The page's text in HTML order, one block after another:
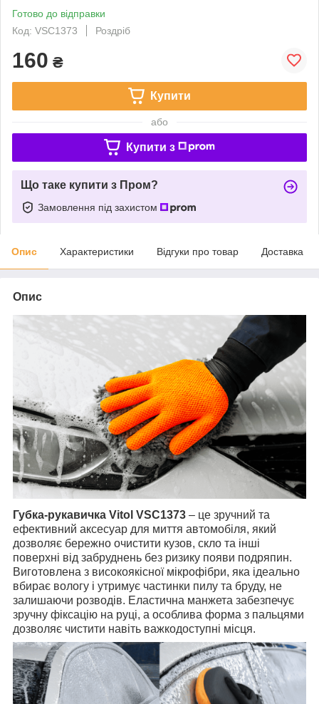
Готово до відправки
Код: VSC1373
Роздріб
160 ₴
Купити
або
Купити з
Що таке купити з Пром?
Замовлення під захистом
Опис Характеристики Відгуки про товар Доставка
Опис
Губка-рукавичка Vitol VSC1373 – це зручний та
ефективний аксесуар для миття автомобіля, який
дозволяє бережно очистити кузов, скло та інші
поверхні від забруднень без ризику появи подряпин.
Виготовлена з високоякісної мікрофібри, яка ідеально
вбирає вологу і утримує частинки пилу та бруду, не
залишаючи розводів. Еластична манжета забезпечує
зручну фіксацію на руці, а особлива форма з пальцями
дозволяє чистити навіть важкодоступні місця.